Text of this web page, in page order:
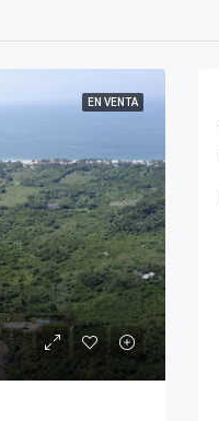
EN VENTA